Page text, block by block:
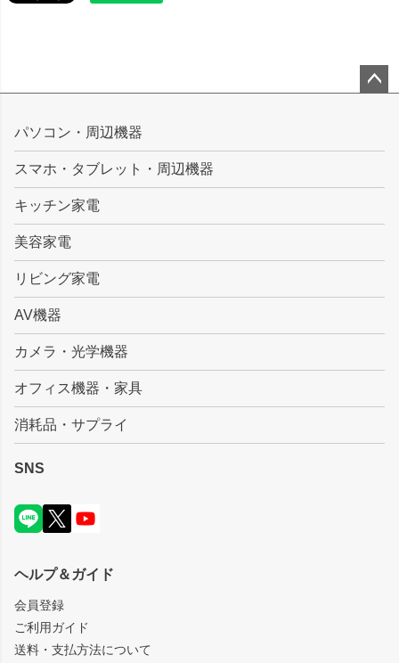
ップ
パソコン・周辺機器
スマホ・タブレット・周辺機器
キッチン家電
美容家電
リビング家電
AV機器
カメラ・光学機器
オフィス機器・家具
消耗品・サプライ
SNS
ヘルプ＆ガイド
会員登録
ご利用ガイド
送料・支払方法について